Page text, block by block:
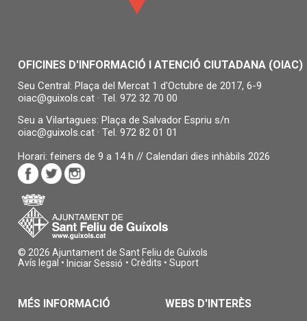
sol·licitud, per silenci administratiu negatiu.
L’Ajuntament comunicarà la resolució.
Unitat adm. responsable
Manteniment de ciutat
Tel.972 82 26 03
Termini per resoldre
10 dies
Sentit silenci administratiu
Negatiu. En cas que no es comuniqui l'autorització en
de 10 dies, es dona per denegada la sol·licitud.
Manteniment de la ciutat
OFICINES D'INFORMACIÓ I ATENCIÓ CIUTADANA (OIAC)
Seu Central: Plaça del Mercat 1 d'Octubre de 2017, 6-9
oiac@guixols.cat · Tel. 972 32 70 00
Seu a Vilartagues: Plaça de Salvador Espriu s/n
oiac@guixols.cat · Tel. 972 82 01 01
Horari: feiners de 9 a 14 h // Calendari dies inhàbils 2026
© 2026 Ajuntament de Sant Feliu de Guíxols
Avís legal • Iniciar Sessió •Crèdits •Suport
MÉS INFORMACIÓ WEBS D'INTERÈS